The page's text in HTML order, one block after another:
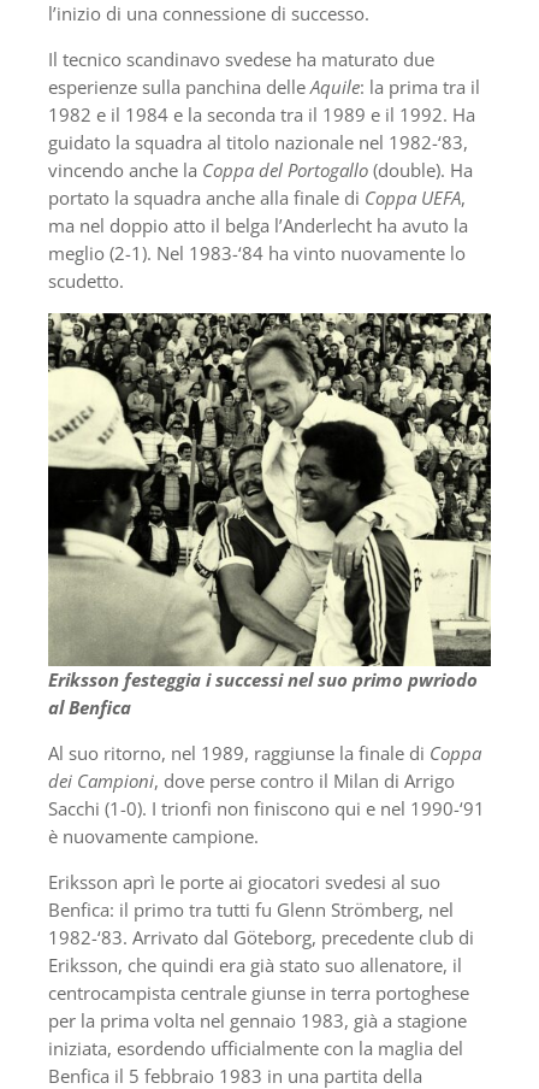
l’inizio di una connessione di successo.
Il tecnico scandinavo svedese ha maturato due
esperienze sulla panchina delleAquile: la prima tra il
1982 e il 1984 e la seconda tra il 1989 e il 1992. Ha
guidato la squadra al titolo nazionale nel 1982-‘83,
vincendo anche la Coppa del Portogallo (double). Ha
portato la squadra anche alla finale di Coppa UEFA,
ma nel doppio atto il belga l’Anderlecht ha avuto la
meglio (2-1). Nel 1983-‘84 ha vinto nuovamente lo
scudetto.
Eriksson festeggia i successi nel suo primo pwriodo
al Benfica
Al suo ritorno, nel 1989, raggiunse la finale di Coppa
dei Campioni, dove perse contro il Milan di Arrigo
Sacchi (1-0). I trionfi non finiscono qui e nel 1990-‘91
è nuovamente campione.
Eriksson aprì le porte ai giocatori svedesi al suo
Benfica: il primo tra tutti fu Glenn Strömberg, nel
1982-‘83. Arrivato dal Göteborg, precedente club di
Eriksson, che quindi era già stato suo allenatore, il
centrocampista centrale giunse in terra portoghese
per la prima volta nel gennaio 1983, già a stagione
iniziata, esordendo ufficialmente con la maglia del
Benfica il 5 febbraio 1983 in una partita della